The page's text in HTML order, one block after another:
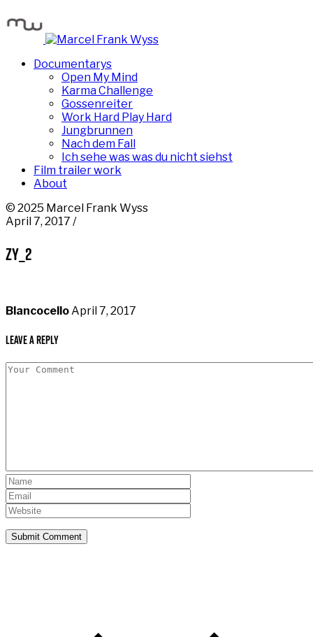
Documentarys
Open My Mind
Karma Challenge
Gossenreiter
Work Hard Play Hard
Jungbrunnen
Nach dem Fall
Ich sehe was was du nicht siehst
Film trailer work
About
© 2025 Marcel Frank Wyss
April 7, 2017 /
zy_2
BlancocelloApril 7, 2017
Leave a Reply